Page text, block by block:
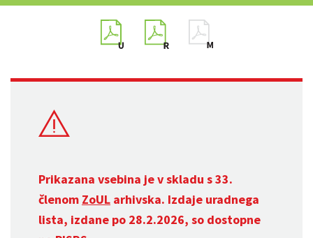
Prikazana vsebina je v skladu s 33.
členom ZoUL arhivska. Izdaje uradnega
lista, izdane po 28.2.2026, so dostopne